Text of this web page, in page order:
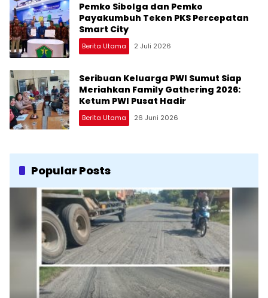
Pemko Sibolga dan Pemko
Payakumbuh Teken PKS Percepatan
Smart City
Berita Utama 2 Juli 2026
Seribuan Keluarga PWI Sumut Siap
Meriahkan Family Gathering 2026:
Ketum PWI Pusat Hadir
Berita Utama 26 Juni 2026
Popular Posts